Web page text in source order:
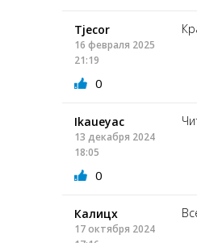
Tjecor
16 февраля 2025
21:19
0
Ikaueyac
13 декабря 2024
18:05
0
Калицх
17 октября 2024